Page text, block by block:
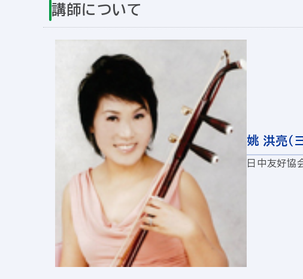
講師について
姚 洪亮（
日中友好協